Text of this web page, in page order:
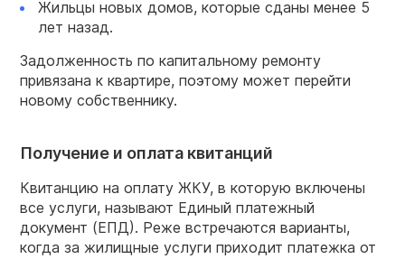
Жильцы новых домов, которые сданы менее 5
лет назад.
Задолженность по капитальному ремонту
привязана к квартире, поэтому может перейти
новому собственнику.
Получение и оплата квитанций
Квитанцию на оплату ЖКУ, в которую включены
все услуги, называют Единый платежный
документ (ЕПД). Реже встречаются варианты,
когда за жилищные услуги приходит платежка от